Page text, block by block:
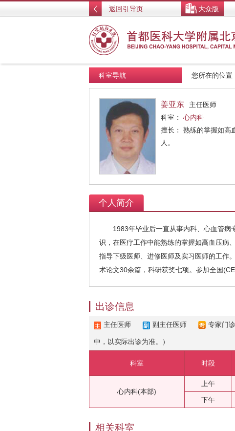
返回引导页 大众版
您所在的位置
科室导航
姜亚东
主任医师
科室： 心内科
擅长： 熟练的掌握如高
人。
个人简介
1983年毕业后一直从事内科、心血管病专
识，在医疗工作中能熟练的掌握如高血压病
指导下级医师、进修医师及实习医师的工作
术论文30余篇，科研获奖七项。参加全国
出诊信息
主任医师 副主任医师 专家门诊
中，以实际出诊为准。）
科室 时段
心内科(本部)
上午
下午
相关科室